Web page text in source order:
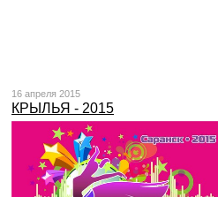
16 апреля 2015
КРЫЛЬЯ - 2015